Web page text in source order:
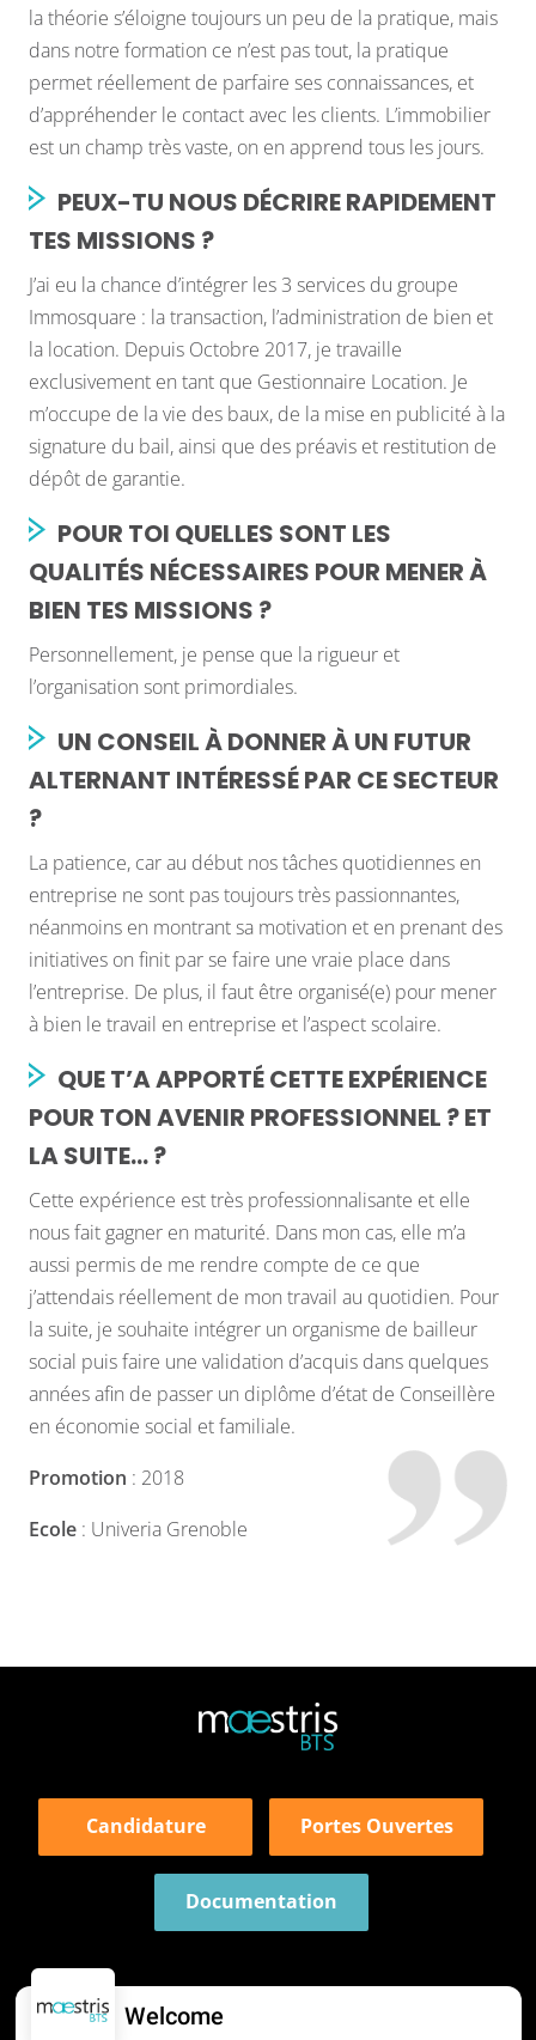
la théorie s’éloigne toujours un peu de la pratique, mais
dans notre formation ce n’est pas tout, la pratique
permet réellement de parfaire ses connaissances, et
d’appréhender le contact avec les clients. L’immobilier
est un champ très vaste, on en apprend tous les jours.
PEUX-TU NOUS DÉCRIRE RAPIDEMENT
TES MISSIONS ?
J’ai eu la chance d’intégrer les 3 services du groupe
Immosquare : la transaction, l’administration de bien et
la location. Depuis Octobre 2017, je travaille
exclusivement en tant que Gestionnaire Location. Je
m’occupe de la vie des baux, de la mise en publicité à la
signature du bail, ainsi que des préavis et restitution de
dépôt de garantie.
POUR TOI QUELLES SONT LES
QUALITÉS NÉCESSAIRES POUR MENER À
BIEN TES MISSIONS ?
Personnellement, je pense que la rigueur et
l’organisation sont primordiales.
UN CONSEIL À DONNER À UN FUTUR
ALTERNANT INTÉRESSÉ PAR CE SECTEUR
?
La patience, car au début nos tâches quotidiennes en
entreprise ne sont pas toujours très passionnantes,
néanmoins en montrant sa motivation et en prenant des
initiatives on finit par se faire une vraie place dans
l’entreprise. De plus, il faut être organisé(e) pour mener
à bien le travail en entreprise et l’aspect scolaire.
QUE T’A APPORTÉ CETTE EXPÉRIENCE
POUR TON AVENIR PROFESSIONNEL ? ET
LA SUITE… ?
Cette expérience est très professionnalisante et elle
nous fait gagner en maturité. Dans mon cas, elle m’a
aussi permis de me rendre compte de ce que
j’attendais réellement de mon travail au quotidien. Pour
la suite, je souhaite intégrer un organisme de bailleur
social puis faire une validation d’acquis dans quelques
années afin de passer un diplôme d’état de Conseillère
en économie social et familiale.
Promotion : 2018
Ecole : Univeria Grenoble
Candidature Portes Ouvertes
Documentation
Welcome